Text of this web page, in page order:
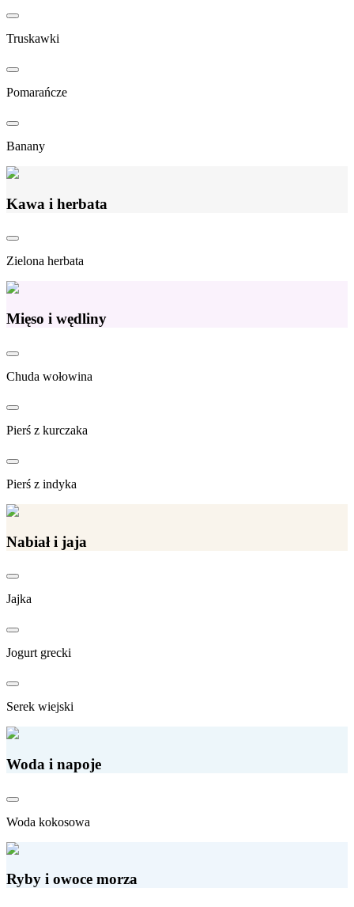
Truskawki
Pomarańcze
Banany
Kawa i herbata
Zielona herbata
Mięso i wędliny
Chuda wołowina
Pierś z kurczaka
Pierś z indyka
Nabiał i jaja
Jajka
Jogurt grecki
Serek wiejski
Woda i napoje
Woda kokosowa
Ryby i owoce morza